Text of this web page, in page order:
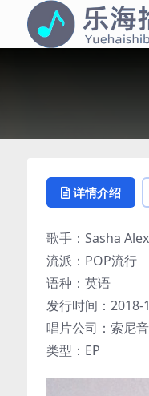
详情介绍
歌手：Sasha
流派：POP流行
语种：英语
发行时间：2018-
唱片公司：索尼
类型：EP